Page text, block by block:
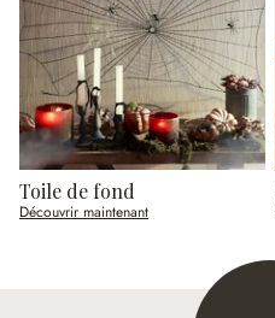
Toile de fond
Découvrir maintenant